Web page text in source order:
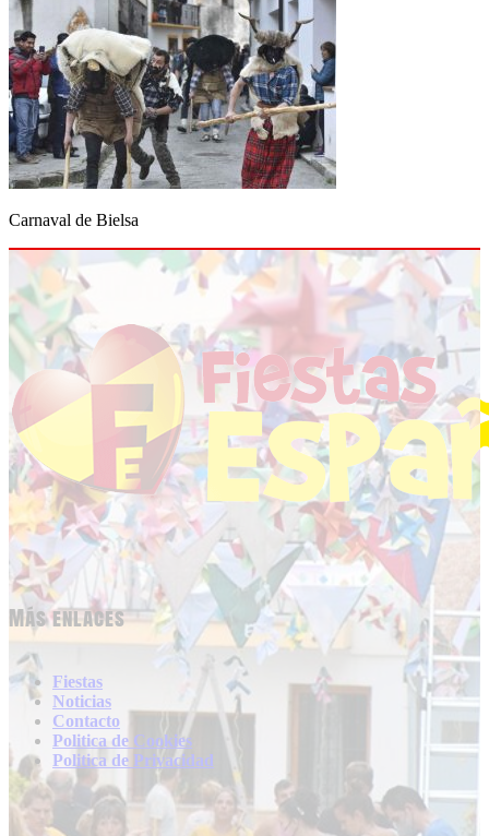
Carnaval de Bielsa
Más enlaces
Fiestas
Noticias
Contacto
Politica de Cookies
Politica de Privacidad